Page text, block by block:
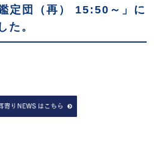
定団（再） 15:50～」に
た。